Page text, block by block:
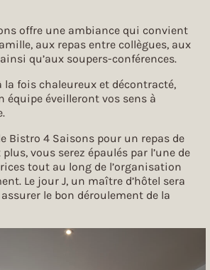
offre une ambiance qui convient
aux repas entre collègues, aux
qu’aux soupers-conférences.
la fois chaleureux et décontracté,
équipe éveilleront vos sens à
Bistro 4 Saisons pour un repas de
vous serez épaulés par l’une de
tout au long de l’organisation
Le jour J, un maître d’hôtel sera
le bon déroulement de la